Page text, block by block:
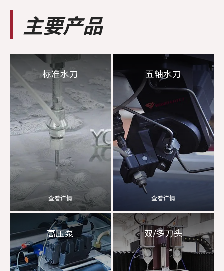
主要产品
标准水刀
查看详情
五轴水刀
查看详情
高压泵 双/多刀头